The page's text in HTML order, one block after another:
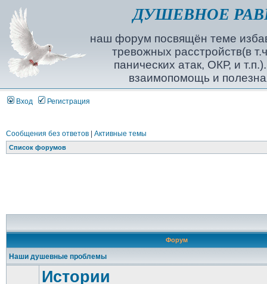
ДУШЕВНОЕ
наш форум посвящён теме
тревожных расстройств(в
панических атак, ОКР, и
взаимопомощь и
Вход Регистрация
Сообщения без ответов| Активные темы
Список форумов
Форум
Наши душевные проблемы
Истории